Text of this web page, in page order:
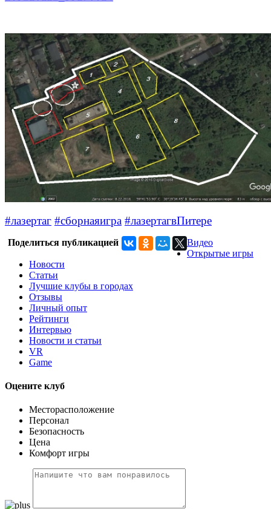
#лазертаг #сборнаяигра #лазертагвПитере
Поделиться публикацией
Видео
Открытые игры
Новости
Статьи
Лучшие клубы в городах
Отзывы
Личный опыт
Рейтинги
Интервью
Новости и статьи
VR
Game
Оцените клуб
Месторасположение
Персонал
Безопасность
Цена
Комфорт игры